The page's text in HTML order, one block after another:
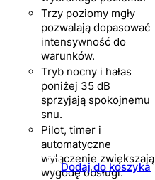
Trzy poziomy mgły
pozwalają dopasować
intensywność do
warunków.
Tryb nocny i hałas
poniżej 35 dB
sprzyjają spokojnemu
snu.
Pilot, timer i
automatyczne
wyłączenie zwiększają
wygodę obsługi.
Dodaj do koszyka